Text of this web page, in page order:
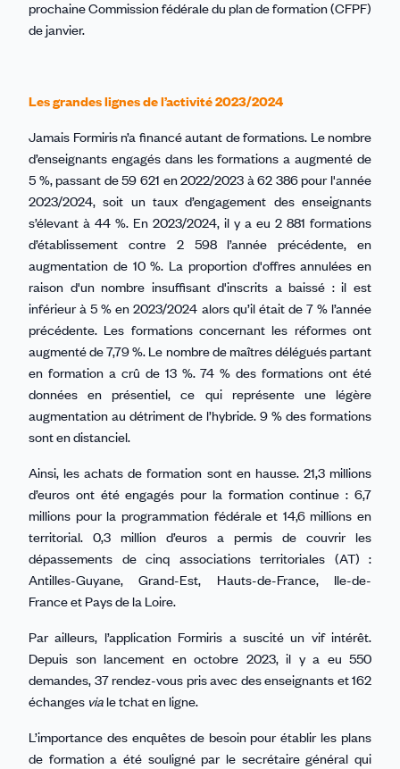
prochaine Commission fédérale du plan de formation (CFPF)
de janvier.
Les grandes lignes de l’activité 2023/2024
Jamais Formiris n’a financé autant de formations. Le nombre
d’enseignants engagés dans les formations a augmenté de
5 %, passant de 59 621 en 2022/2023 à 62 386 pour l'année
2023/2024, soit un taux d’engagement des enseignants
s’élevant à 44 %. En 2023/2024, il y a eu 2 881 formations
d’établissement contre 2 598 l’année précédente, en
augmentation de 10 %. La proportion d'offres annulées en
raison d'un nombre insuffisant d'inscrits a baissé : il est
inférieur à 5 % en 2023/2024 alors qu’il était de 7 % l’année
précédente. Les formations concernant les réformes ont
augmenté de 7,79 %. Le nombre de maîtres délégués partant
en formation a crû de 13 %. 74 % des formations ont été
données en présentiel, ce qui représente une légère
augmentation au détriment de l’hybride. 9 % des formations
sont en distanciel.
Ainsi, les achats de formation sont en hausse. 21,3 millions
d’euros ont été engagés pour la formation continue : 6,7
millions pour la programmation fédérale et 14,6 millions en
territorial. 0,3 million d’euros a permis de couvrir les
dépassements de cinq associations territoriales (AT) :
Antilles-Guyane, Grand-Est, Hauts-de-France, Ile-de-
France et Pays de la Loire.
Par ailleurs, l’application Formiris a suscité un vif intérêt.
Depuis son lancement en octobre 2023, il y a eu 550
demandes, 37 rendez-vous pris avec des enseignants et 162
échanges via le tchat en ligne.
L’importance des enquêtes de besoin pour établir les plans
de formation a été souligné par le secrétaire général qui